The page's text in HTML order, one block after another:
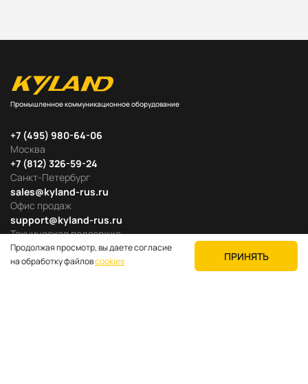
Промышленное коммуникационное оборудование
Москва
+7 (495) 980-64-06
Офис продаж
sales@kyland-rus.ru
Санкт-Петербург
+7 (812) 326-59-24
Техническая поддержка
support@kyland-rus.ru
Продолжая просмотр, вы даете согласие
на обработку файловcookies ПРИНЯТЬ